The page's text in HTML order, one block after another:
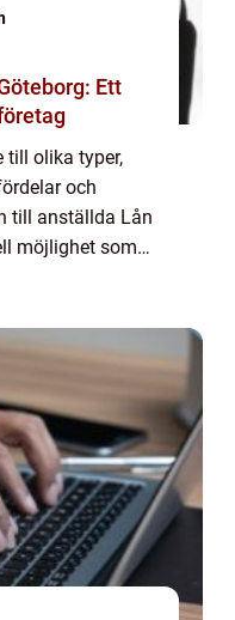
Ett
till olika typer,
och
till anställda Lån
möjlighet som